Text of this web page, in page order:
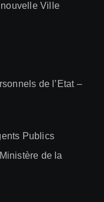
nouvelle Ville
de l’Etat –
Publics
de la